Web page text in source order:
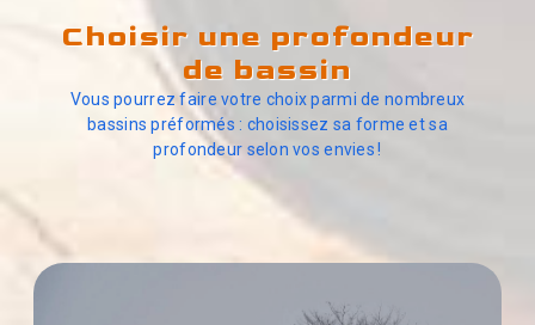
Choisir une profondeur
de bassin
Vous pourrez faire votre choix parmi de nombreux
bassins préformés : choisissez sa forme et sa
profondeur selon vos envies !